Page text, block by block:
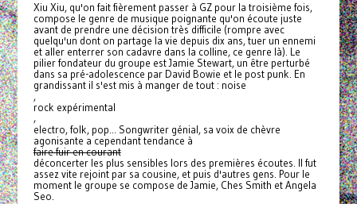
Xiu Xiu, qu'on fait fièrement passer à GZ pour la troisième fois,
compose le genre de musique poignante qu'on écoute juste
avant de prendre une décision très difficile (rompre avec
quelqu'un dont on partage la vie depuis dix ans, tuer un ennemi
et aller enterrer son cadavre dans la colline, ce genre là). Le
pilier fondateur du groupe est Jamie Stewart, un être perturbé
dans sa pré-adolescence par David Bowie et le post punk. En
grandissant il s'est mis à manger de tout : noise
,
rock expérimental
,
electro, folk, pop... Songwriter génial, sa voix de chèvre
agonisante a cependant tendance à
faire fuir en courant
déconcerter les plus sensibles lors des premières écoutes. Il fut
assez vite rejoint par sa cousine, et puis d'autres gens. Pour le
moment le groupe se compose de Jamie, Ches Smith et Angela
Seo.